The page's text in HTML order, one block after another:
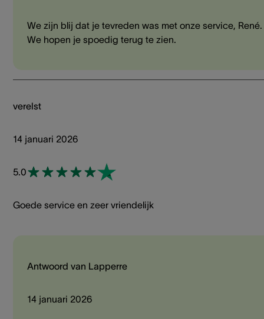
We zijn blij dat je tevreden was met onze service, René.
We hopen je spoedig terug te zien.
verelst
14 januari 2026
5.0
Goede service en zeer vriendelijk
Antwoord van Lapperre
14 januari 2026